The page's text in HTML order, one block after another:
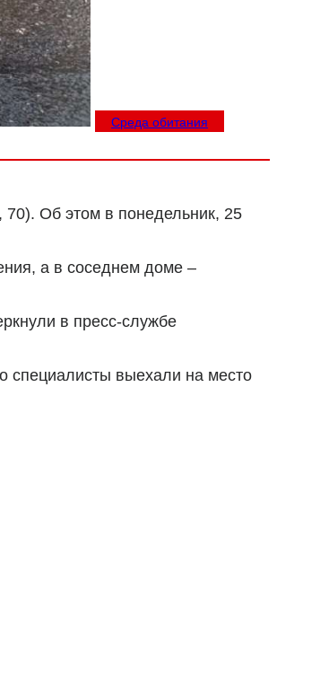
Среда обитания
Об этом в понедельник, 25
а в соседнем доме –
в пресс-службе
специалисты выехали на место